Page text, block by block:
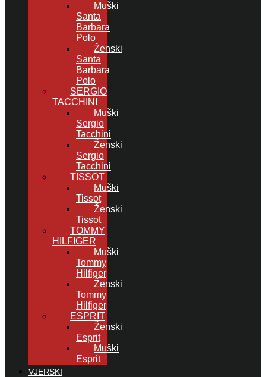
Muški
Santa
Barbara
Polo
Ženski
Santa
Barbara
Polo
SERGIO
TACCHINI
Muški
Sergio
Tacchini
Ženski
Sergio
Tacchini
TISSOT
Muški
Tissot
Ženski
Tissot
TOMMY
HILFIGER
Muški
Tommy
Hilfiger
Ženski
Tommy
Hilfiger
ESPRIT
Ženski
Esprit
Muški
Esprit
VJERSKI